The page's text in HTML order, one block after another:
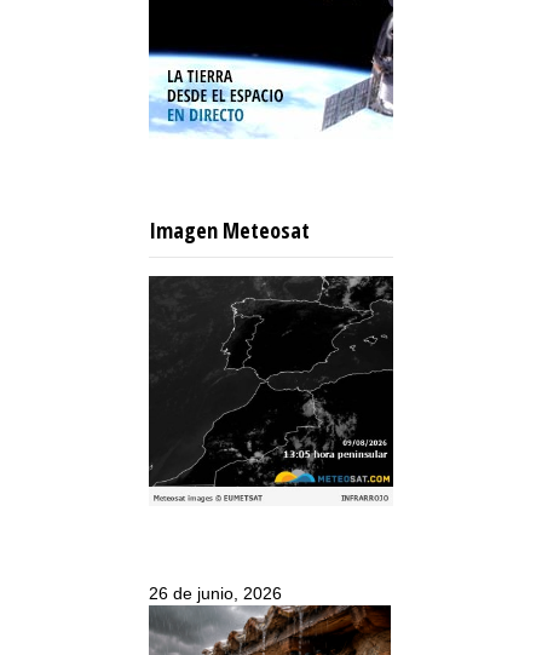
Imagen Meteosat
26 de junio, 2026